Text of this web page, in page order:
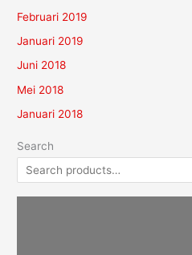
Februari 2019
Januari 2019
Juni 2018
Mei 2018
Januari 2018
Search